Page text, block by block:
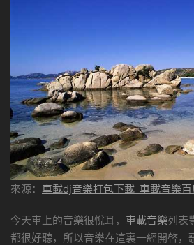
來源： 車載dj音樂打包下載_車載音樂
今天車上的音樂很悅耳， 車載音樂列表
都很好聽，所以音樂在這裏一經開啓，